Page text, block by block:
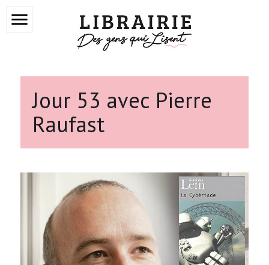
menu
Jour 53 avec Pierre
Raufast